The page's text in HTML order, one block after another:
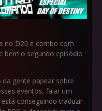
no D20 e combo com
bem o segundo episódio
gente papear sobre
eventos, falar um
conseguindo traduzir